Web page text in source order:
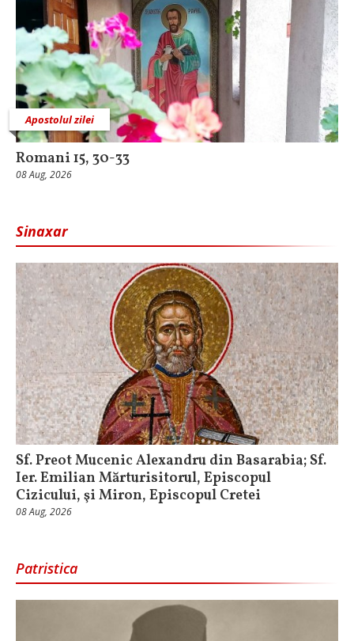
Apostolul zilei
Romani 15, 30-33
08 Aug, 2026
Sinaxar
Sf. Preot Mucenic Alexandru din Basarabia; Sf.
Ier. Emilian Mărturisitorul, Episcopul
Cizicului, şi Miron, Episcopul Cretei
08 Aug, 2026
Patristica